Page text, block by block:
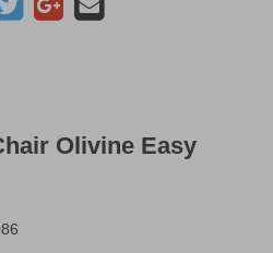
Olivine Easy